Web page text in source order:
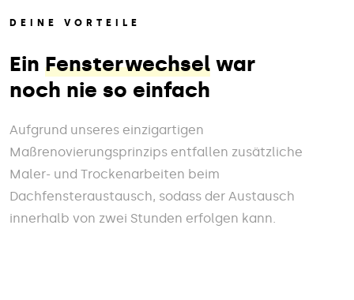
DEINE VORTEILE
Ein Fensterwechsel war
noch nie so einfach
Aufgrund unseres einzigartigen
Maßrenovierungsprinzips entfallen zusätzliche
Maler- und Trockenarbeiten beim
Dachfensteraustausch, sodass der Austausch
innerhalb von zwei Stunden erfolgen kann.